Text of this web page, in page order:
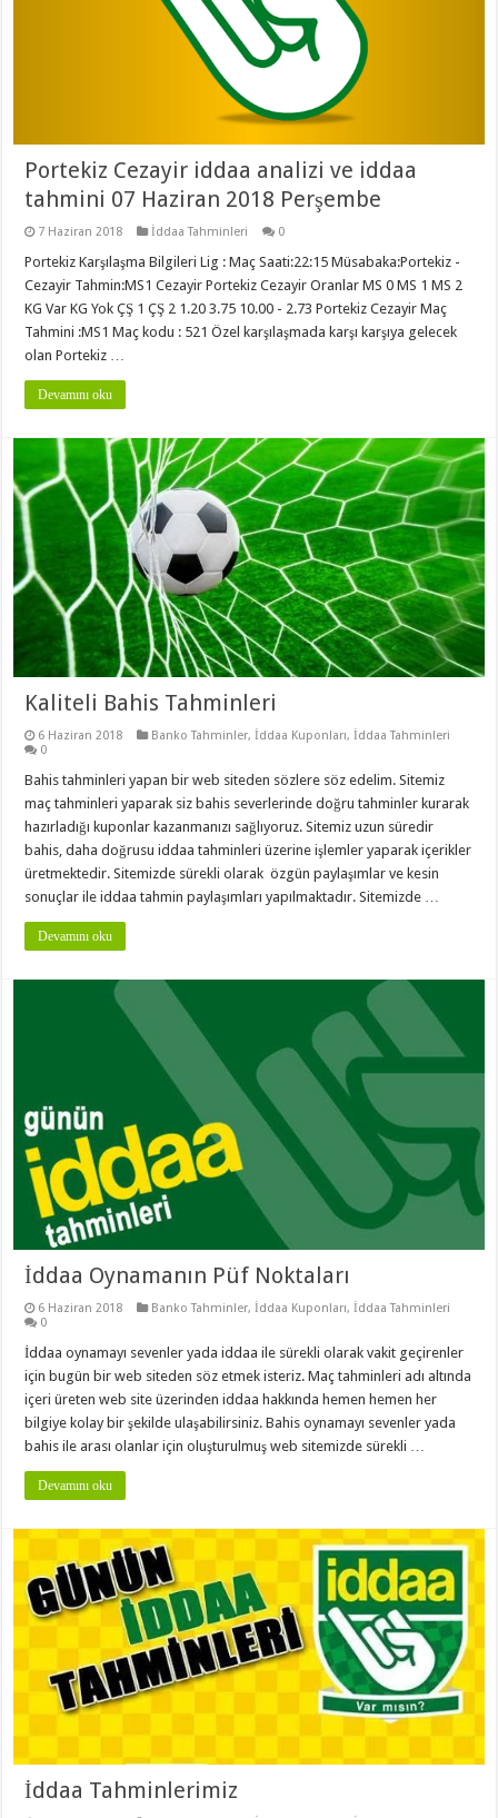
Portekiz Cezayir iddaa analizi ve iddaa
tahmini 07 Haziran 2018 Perşembe
7 Haziran 2018 İddaa Tahminleri 0
Portekiz Karşılaşma Bilgileri Lig : Maç Saati:22:15 Müsabaka:Portekiz -
Cezayir Tahmin:MS1 Cezayir Portekiz Cezayir Oranlar MS 0 MS 1 MS 2
KG Var KG Yok ÇŞ 1 ÇŞ 2 1.20 3.75 10.00 - 2.73 Portekiz Cezayir Maç
Tahmini :MS1 Maç kodu : 521 Özel karşılaşmada karşı karşıya gelecek
olan Portekiz …
Devamını oku
Kaliteli Bahis Tahminleri
6 Haziran 2018 Banko Tahminler,İddaa Kuponları,İddaa Tahminleri
0
Bahis tahminleri yapan bir web siteden sözlere söz edelim. Sitemiz
maç tahminleri yaparak siz bahis severlerinde doğru tahminler kurarak
hazırladığı kuponlar kazanmanızı sağlıyoruz. Sitemiz uzun süredir
bahis, daha doğrusu iddaa tahminleri üzerine işlemler yaparak içerikler
üretmektedir. Sitemizde sürekli olarak özgün paylaşımlar ve kesin
sonuçlar ile iddaa tahmin paylaşımları yapılmaktadır. Sitemizde …
Devamını oku
İddaa Oynamanın Püf Noktaları
6 Haziran 2018 Banko Tahminler,İddaa Kuponları,İddaa Tahminleri
0
İddaa oynamayı sevenler yada iddaa ile sürekli olarak vakit geçirenler
için bugün bir web siteden söz etmek isteriz. Maç tahminleri adı altında
içeri üreten web site üzerinden iddaa hakkında hemen hemen her
bilgiye kolay bir şekilde ulaşabilirsiniz. Bahis oynamayı sevenler yada
bahis ile arası olanlar için oluşturulmuş web sitemizde sürekli …
Devamını oku
İddaa Tahminlerimiz